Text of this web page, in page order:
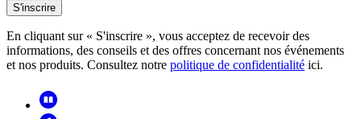
S'inscrire
En cliquant sur « S'inscrire », vous acceptez de recevoir des
informations, des conseils et des offres concernant nos événements
et nos produits. Consultez notre politique de confidentialité ici.